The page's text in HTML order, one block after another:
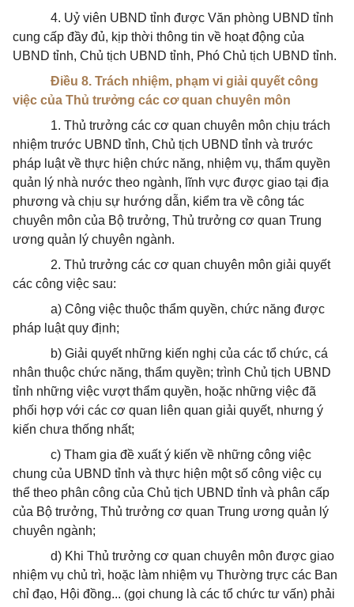
4. Uỷ viên UBND tỉnh được Văn phòng UBND tỉnh
cung cấp đầy đủ, kịp thời thông tin về hoạt động của
UBND tỉnh, Chủ tịch UBND tỉnh, Phó Chủ tịch UBND tỉnh.
Điều 8. Trách nhiệm, phạm vi giải quyết công
việc của Thủ trưởng các cơ quan chuyên môn
1. Thủ trưởng các cơ quan chuyên môn chịu trách
nhiệm trước UBND tỉnh, Chủ tịch UBND tỉnh và trước
pháp luật về thực hiện chức năng, nhiệm vụ, thẩm quyền
quản lý nhà nước theo ngành, lĩnh vực được giao tại địa
phương và chịu sự hướng dẫn, kiểm tra về công tác
chuyên môn của Bộ trưởng, Thủ trưởng cơ quan Trung
ương quản lý chuyên ngành.
2. Thủ trưởng các cơ quan chuyên môn giải quyết
các công việc sau:
a) Công việc thuộc thẩm quyền, chức năng được
pháp luật quy định;
b) Giải quyết những kiến nghị của các tổ chức, cá
nhân thuộc chức năng, thẩm quyền; trình Chủ tịch UBND
tỉnh những việc vượt thẩm quyền, hoặc những việc đã
phối hợp với các cơ quan liên quan giải quyết, nhưng ý
kiến chưa thống nhất;
c) Tham gia đề xuất ý kiến về những công việc
chung của UBND tỉnh và thực hiện một số công việc cụ
thể theo phân công của Chủ tịch UBND tỉnh và phân cấp
của Bộ trưởng, Thủ trưởng cơ quan Trung ương quản lý
chuyên ngành;
d) Khi Thủ trưởng cơ quan chuyên môn được giao
nhiệm vụ chủ trì, hoặc làm nhiệm vụ Thường trực các Ban
chỉ đạo, Hội đồng... (gọi chung là các tổ chức tư vấn) phải